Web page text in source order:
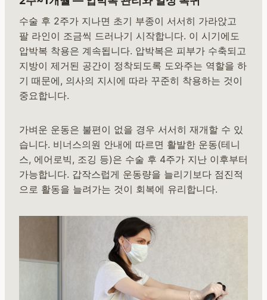
수술 후 2주가 지나면 초기 부종이 서서히 가라앉고
팔 라인이 조금씩 드러나기 시작합니다. 이 시기에도
압박복 착용은 계속됩니다. 압박복은 피부가 수축되고
지방이 제거된 공간이 정착되도록 도와주는 역할을 하
기 때문에, 의사의 지시에 따라 꾸준히 착용하는 것이
중요합니다.
가벼운 운동은 불편이 없을 경우 서서히 재개할 수 있
습니다. 비너스의원 안내에 따르면 활발한 운동(테니
스, 에어로빅, 조깅 등)은 수술 후 4주가 지난 이후부터
가능합니다. 갑작스럽게 운동량을 늘리기보다 점진적
으로 활동을 늘려가는 것이 회복에 유리합니다.